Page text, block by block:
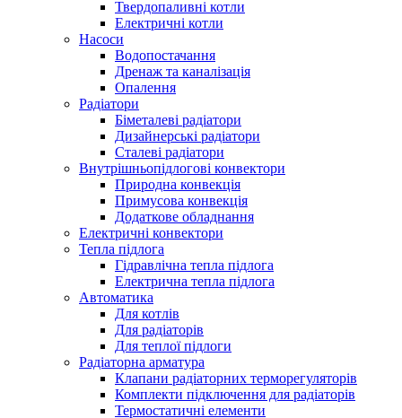
Твердопаливні котли
Електричні котли
Насоси
Водопостачання
Дренаж та каналізація
Опалення
Радіатори
Біметалеві радіатори
Дизайнерські радіатори
Сталеві радіатори
Внутрішньопідлогові конвектори
Природна конвекція
Примусова конвекція
Додаткове обладнання
Електричні конвектори
Тепла підлога
Гідравлічна тепла підлога
Електрична тепла підлога
Автоматика
Для котлів
Для радіаторів
Для теплої підлоги
Радіаторна арматура
Клапани радіаторних терморегуляторів
Комплекти підключення для радіаторів
Термостатичні елементи